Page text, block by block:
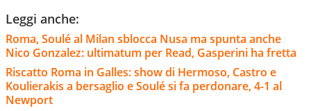
Leggi anche:
Roma, Soulé al Milan sblocca Nusa ma spunta anche
Nico Gonzalez: ultimatum per Read, Gasperini ha fretta
Riscatto Roma in Galles: show di Hermoso, Castro e
Koulierakis a bersaglio e Soulé si fa perdonare, 4-1 al
Newport